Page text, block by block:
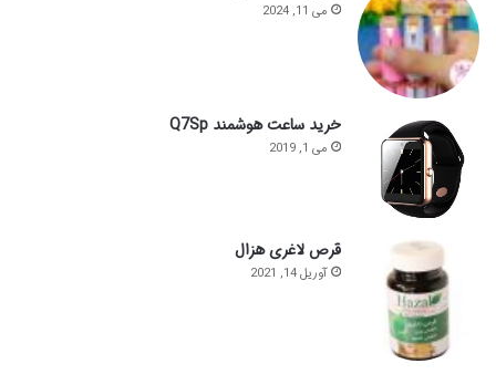
می 11, 2024
خرید ساعت هوشمند Q7Sp
می 1, 2019
قرص لاغری هزال
آوریل 14, 2021